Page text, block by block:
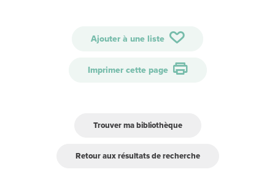
Ajouter à une liste
Imprimer cette page
Trouver ma bibliothèque
Retour aux résultats de recherche